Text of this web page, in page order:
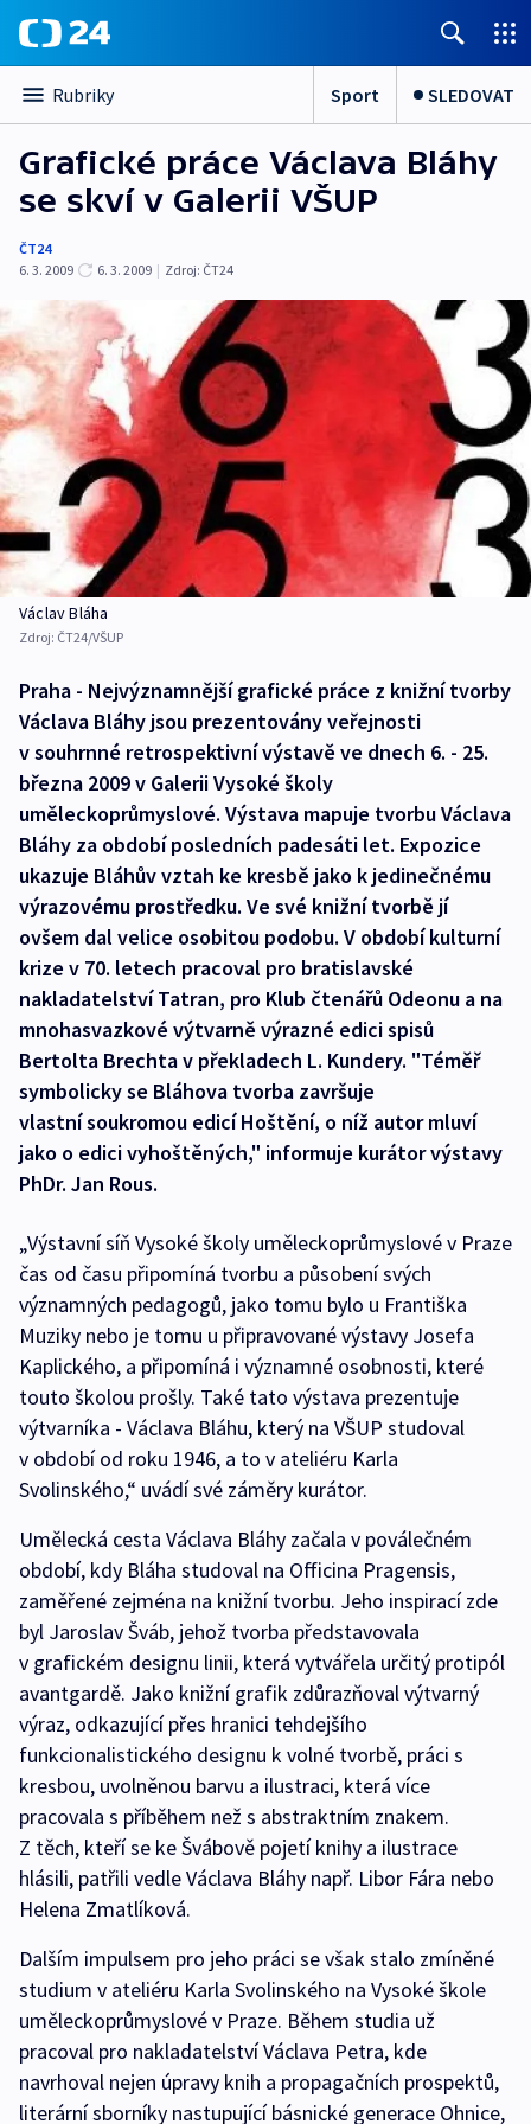
Rubriky Sport SLEDOVAT
Grafické práce Václava Bláhy
se skví v Galerii VŠUP
ČT24
6. 3. 2009
6. 3. 2009 | Zdroj: ČT24
Václav Bláha
Zdroj: ČT24/VŠUP
Praha - Nejvýznamnější grafické práce z knižní tvorby
Václava Bláhy jsou prezentovány veřejnosti
v souhrnné retrospektivní výstavě ve dnech 6. - 25.
března 2009 v Galerii Vysoké školy
uměleckoprůmyslové. Výstava mapuje tvorbu Václava
Bláhy za období posledních padesáti let. Expozice
ukazuje Bláhův vztah ke kresbě jako k jedinečnému
výrazovému prostředku. Ve své knižní tvorbě jí
ovšem dal velice osobitou podobu. V období kulturní
krize v 70. letech pracoval pro bratislavské
nakladatelství Tatran, pro Klub čtenářů Odeonu a na
mnohasvazkové výtvarně výrazné edici spisů
Bertolta Brechta v překladech L. Kundery. "Téměř
symbolicky se Bláhova tvorba završuje
vlastní soukromou edicí Hoštění, o níž autor mluví
jako o edici vyhoštěných," informuje kurátor výstavy
PhDr. Jan Rous.
„Výstavní síň Vysoké školy uměleckoprůmyslové v Praze
čas od času připomíná tvorbu a působení svých
významných pedagogů, jako tomu bylo u Františka
Muziky nebo je tomu u připravované výstavy Josefa
Kaplického, a připomíná i významné osobnosti, které
touto školou prošly. Také tato výstava prezentuje
výtvarníka - Václava Bláhu, který na VŠUP studoval
v období od roku 1946, a to v ateliéru Karla
Svolinského,“ uvádí své záměry kurátor.
Umělecká cesta Václava Bláhy začala v poválečném
období, kdy Bláha studoval na Officina Pragensis,
zaměřené zejména na knižní tvorbu. Jeho inspirací zde
byl Jaroslav Šváb, jehož tvorba představovala
v grafickém designu linii, která vytvářela určitý protipól
avantgardě. Jako knižní grafik zdůrazňoval výtvarný
výraz, odkazující přes hranici tehdejšího
funkcionalistického designu k volné tvorbě, práci s
kresbou, uvolněnou barvu a ilustraci, která více
pracovala s příběhem než s abstraktním znakem.
Z těch, kteří se ke Švábově pojetí knihy a ilustrace
hlásili, patřili vedle Václava Bláhy např. Libor Fára nebo
Helena Zmatlíková.
Dalším impulsem pro jeho práci se však stalo zmíněné
studium v ateliéru Karla Svolinského na Vysoké škole
uměleckoprůmyslové v Praze. Během studia už
pracoval pro nakladatelství Václava Petra, kde
navrhoval nejen úpravy knih a propagačních prospektů,
literární sborníky nastupující básnické generace Ohnice,